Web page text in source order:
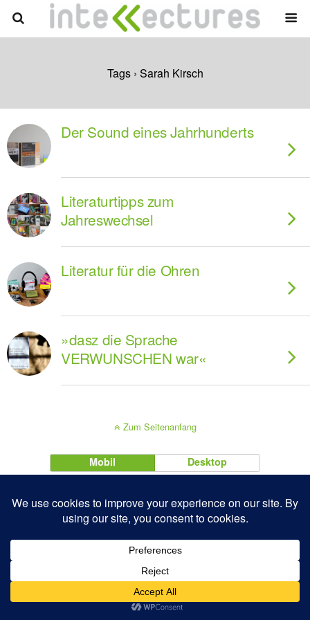
Tags › Sarah Kirsch
Der Sound eines Jahrhunderts
Literaturtipps zum
Jahreswechsel
Literatur für die Ohren
»dasz die Sprache
VERWUNSCHEN war«
Zum Seitenanfang
Mobil Desktop